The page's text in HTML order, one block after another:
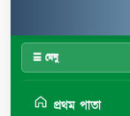
☰ মেনু
প্রথম পাতা